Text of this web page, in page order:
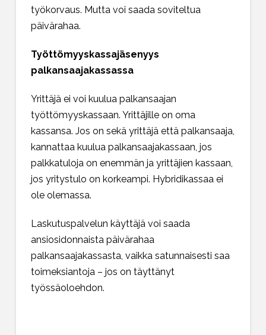
työkorvaus. Mutta voi saada soviteltua
päivärahaa.
Työttömyyskassajäsenyys
palkansaajakassassa
Yrittäjä ei voi kuulua palkansaajan
työttömyyskassaan. Yrittäjille on oma
kassansa. Jos on sekä yrittäjä että palkansaaja,
kannattaa kuulua palkansaajakassaan, jos
palkkatuloja on enemmän ja yrittäjien kassaan,
jos yritystulo on korkeampi. Hybridikassaa ei
ole olemassa.
Laskutuspalvelun käyttäjä voi saada
ansiosidonnaista päivärahaa
palkansaajakassasta, vaikka satunnaisesti saa
toimeksiantoja – jos on täyttänyt
työssäoloehdon.